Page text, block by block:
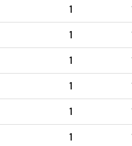
1
1
1
1
1
1